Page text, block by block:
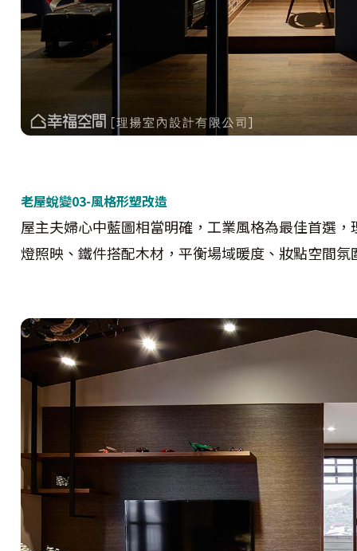
老屋蛻變03-風格形塑改造
屋主夫婦心中藍圖相當明確，工業風格為最佳首選
燈照映、鐵件搭配木材，平衡場域暖度、妝點空間